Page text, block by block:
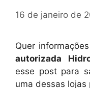
16 de janeiro de
Quer
autorizada
esse post para
uma dessas lojas